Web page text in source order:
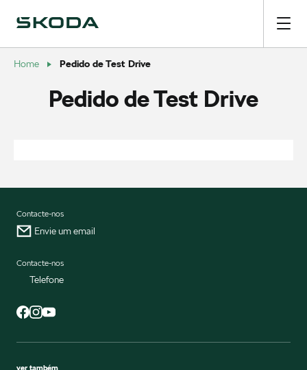
Home Pedido de Test Drive
Pedido de Test Drive
Contacte-nos
Envie um email
Contacte-nos
Telefone
ver também